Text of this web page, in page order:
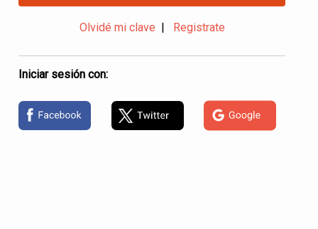
Olvidé mi clave Registrate
Iniciar sesión con: